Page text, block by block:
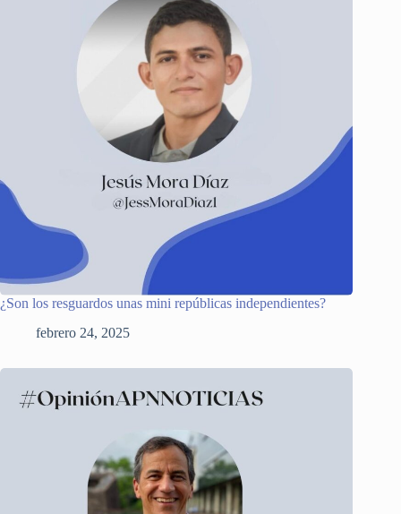
¿Son los resguardos unas mini repúblicas independientes?
febrero 24, 2025